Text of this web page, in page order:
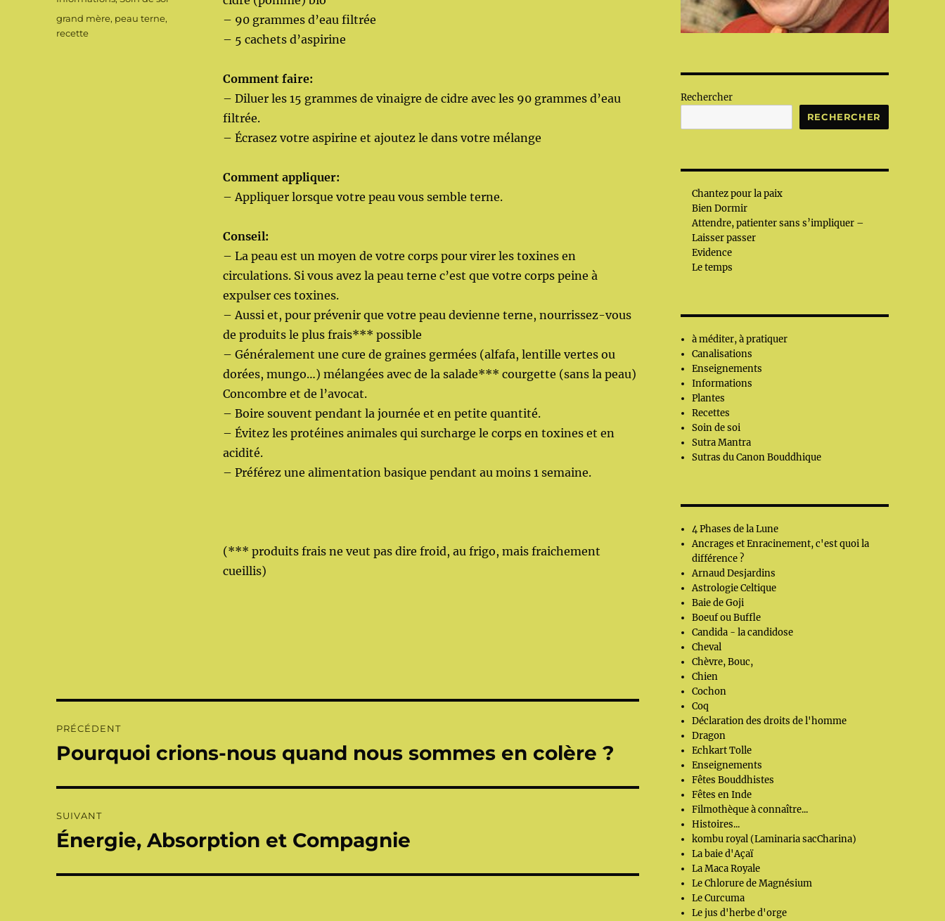
– 90 grammes d’eau filtrée
– 5 cachets d’aspirine
Comment faire:
– Diluer les 15 grammes de vinaigre de cidre avec les 90 grammes d’eau
filtrée.
– Écrasez votre aspirine et ajoutez le dans votre mélange
Comment appliquer:
– Appliquer lorsque votre peau vous semble terne.
Conseil:
– La peau est un moyen de votre corps pour virer les toxines en
circulations. Si vous avez la peau terne c’est que votre corps peine à
expulser ces toxines.
– Aussi et, pour prévenir que votre peau devienne terne, nourrissez-vous
de produits le plus frais*** possible
– Généralement une cure de graines germées (alfafa, lentille vertes ou
dorées, mungo…) mélangées avec de la salade*** courgette (sans la peau)
Concombre et de l’avocat.
– Boire souvent pendant la journée et en petite quantité.
– Évitez les protéines animales qui surcharge le corps en toxines et en
acidité.
– Préférez une alimentation basique pendant au moins 1 semaine.
(*** produits frais ne veut pas dire froid, au frigo, mais fraichement
cueillis)
Étiquettes
grand mère, peau terne,
recette
de
PRÉCÉDENT
Publication
Pourquoi crions-nous quand nous sommes en colère ?
SUIVANT
Publication
Énergie, Absorption et Compagnie
Rechercher
RECHERCHER
Chantez pour la paix
Bien Dormir
Attendre, patienter sans s’impliquer –
Laisser passer
Evidence
Le temps
à méditer, à pratiquer
Canalisations
Enseignements
Informations
Plantes
Recettes
Soin de soi
Sutra Mantra
Sutras du Canon Bouddhique
4 Phases de la Lune
Ancrages et Enracinement, c'est quoi la
différence ?
Arnaud Desjardins
Astrologie Celtique
Baie de Goji
Boeuf ou Buffle
Candida - la candidose
Cheval
Chèvre, Bouc,
Chien
Cochon
Coq
Déclaration des droits de l'homme
Dragon
Echkart Tolle
Enseignements
Fêtes Bouddhistes
Fêtes en Inde
Filmothèque à connaître...
Histoires...
kombu royal (Laminaria sacCharina)
La baie d'Açaï
La Maca Royale
Le Chlorure de Magnésium
Le Curcuma
Le jus d'herbe d'orge